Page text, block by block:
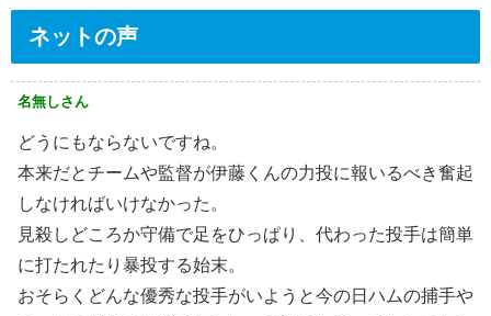
ネットの声
名無しさん
どうにもならないですね。
本来だとチームや監督が伊藤くんの力投に報いるべき奮起
しなければいけなかった。
見殺しどころか守備で足をひっぱり、代わった投手は簡単
に打たれたり暴投する始末。
おそらくどんな優秀な投手がいようと今の日ハムの捕手や